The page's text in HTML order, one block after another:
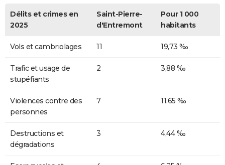
Délits et crimes en
2025
Saint-Pierre-
d'Entremont
Pour 1 000
habitants
Vols et cambriolages 11 19,73 ‰
Trafic et usage de
stupéfiants
2 3,88 ‰
Violences contre des
personnes
7 11,65 ‰
Destructions et
dégradations
3 4,44 ‰